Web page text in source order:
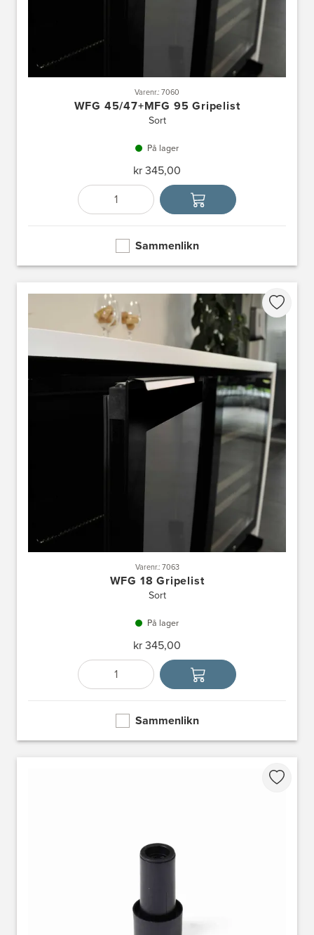
Varenr.: 7060
WFG 45/47+MFG 95 Gripelist
Sort
På lager
kr 345,00
Antall
Velg enhet
Sammenlikn
Varenr.: 7063
WFG 18 Gripelist
Sort
På lager
kr 345,00
Antall
Velg enhet
Sammenlikn